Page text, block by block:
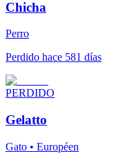
Chicha
Perro
Perdido hace 581 días
PERDIDO
Gelatto
Gato • Européen